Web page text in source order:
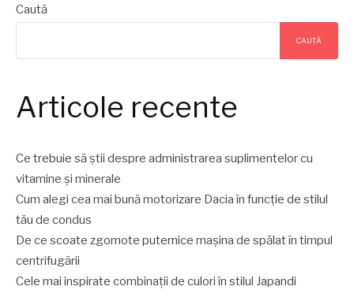
Caută
CAUTĂ
Articole recente
Ce trebuie să știi despre administrarea suplimentelor cu
vitamine și minerale
Cum alegi cea mai bună motorizare Dacia în funcție de stilul
tău de condus
De ce scoate zgomote puternice mașina de spălat în timpul
centrifugării
Cele mai inspirate combinații de culori în stilul Japandi